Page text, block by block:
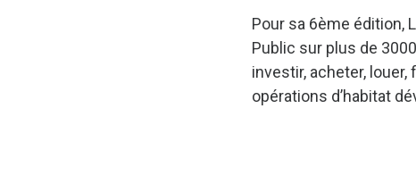
Pour sa 6ème édition,
Public sur plus de
investir, acheter,
opérations d’habitat